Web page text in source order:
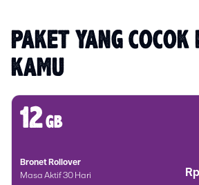
PAKET YANG COCOK
KAMU
12gb
Bronet Rollover
Masa Aktif 30 Hari